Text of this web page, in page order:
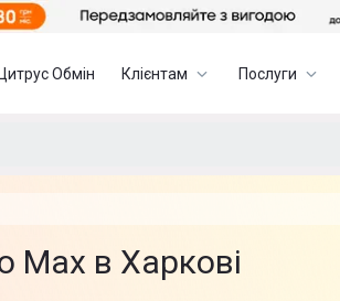
Обмін Клієнтам Послуги
Max в Харкові